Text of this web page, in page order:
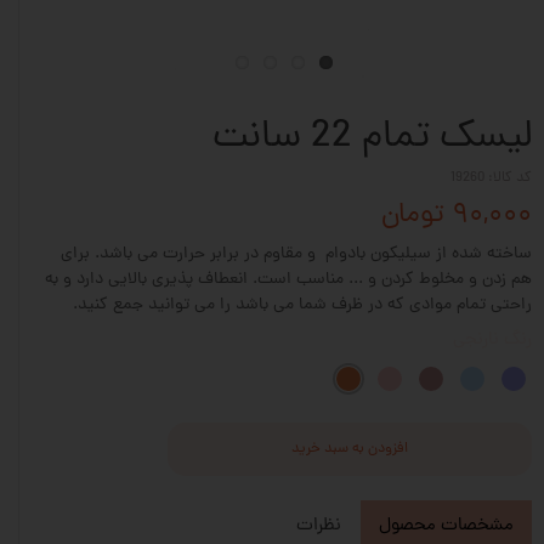
لیسک تمام 22 سانت
۹۰,۰۰۰ تومان
ساخته شده از سیلیکون بادوام و مقاوم در برابر حرارت می باشد. برای
هم زدن و مخلوط کردن و ... مناسب است. انعطاف پذیری بالایی دارد و به
راحتی تمام موادی که در ظرف شما می باشد را می توانید جمع کنید.
افزودن به سبد خرید
مشخصات محصول نظرات